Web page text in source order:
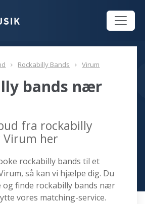
Rockabilly Bands Virum
bands nær
fra rockabilly
her
rockabilly bands til et
så kan vi hjælpe dig. Du
og finde rockabilly bands nær
vores matching-service.